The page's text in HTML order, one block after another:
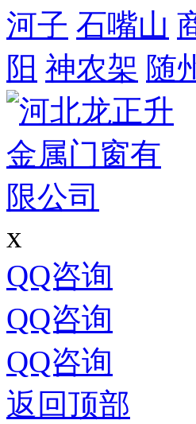
河子 石嘴山
阳 神农架 随
x
QQ咨询
QQ咨询
QQ咨询
返回顶部